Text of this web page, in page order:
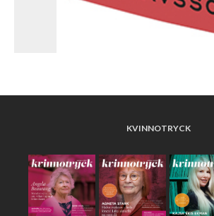
KVINNOTRYCK